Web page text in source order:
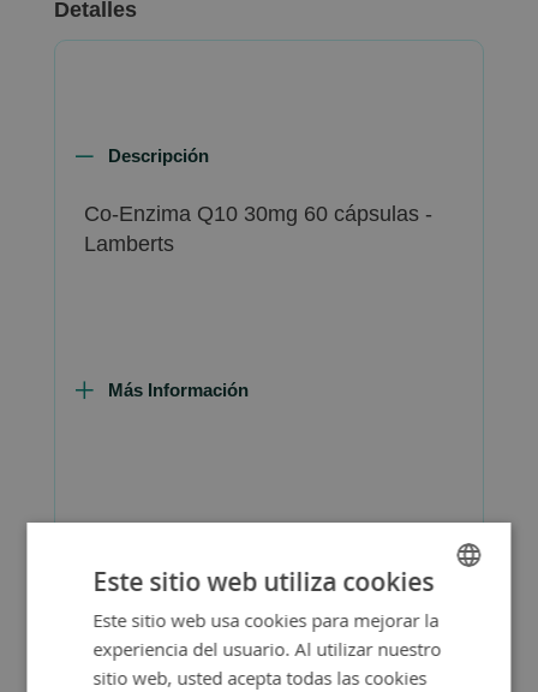
Detalles
Descripción
Co-Enzima Q10 30mg 60 cápsulas -
Lamberts
Más Información
Consejos de Compra Producto
SPANISH
ENGLISH
Este sitio web utiliza cookies
Este sitio web usa cookies para mejorar la
experiencia del usuario. Al utilizar nuestro
sitio web, usted acepta todas las cookies